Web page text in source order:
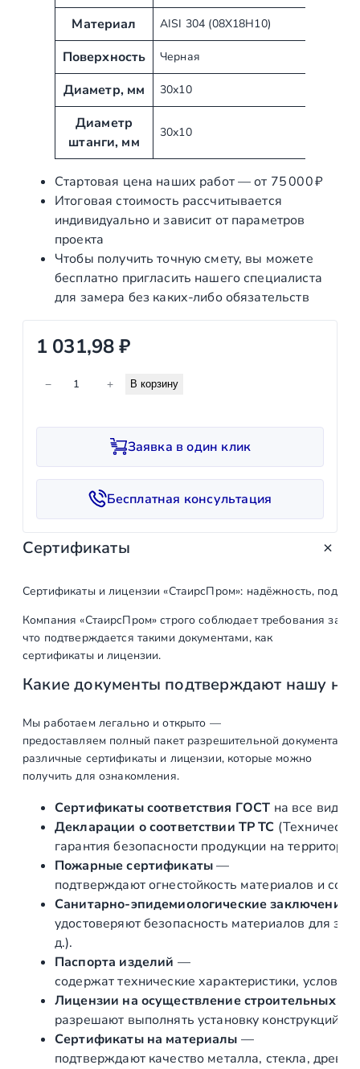
р
б
у
т
ы
а
ч
е
н
и
е
Материал AISI 304 (08Х18Н10)
Поверхность Черная
Диаметр, мм 30х10
Диаметр
штанги, мм
30х10
Стартовая цена наших работ — от 75 000 ₽
Итоговая стоимость рассчитывается
индивидуально и зависит от параметров
проекта
Чтобы получить точную смету, вы можете
бесплатно пригласить нашего специалиста
для замера без каких‑либо обязательств
1 031,98₽
е
в
о
о
а
р
а
К
н
н
е
к
− + В корзину
Заявка в один клик
Бесплатная консультация
Сертификаты
Сертификаты и лицензии «СтаирсПром»: надёжность,
Компания «СтаирсПром» строго соблюдает требования
что подтверждается такими документами, как
сертификаты и лицензии.
Какие документы подтверждают нашу
Мы работаем легально и открыто —
предоставляем полный пакет разрешительной
различные сертификаты и лицензии, которые можно
получить для ознакомления.
Сертификаты соответствия ГОСТ на все виды
Декларации о соответствии ТР ТС
гарантия безопасности продукции на
Пожарные сертификаты—
подтверждают огнестойкость материалов и
Санитарно‑эпидемиологические заключения
удостоверяют безопасность материалов для
д.).
Паспорта изделий —
содержат технические характеристики,
Лицензии на осуществление строительных и
разрешают выполнять установку конструкций
Сертификаты на материалы —
подтверждают качество металла, стекла,